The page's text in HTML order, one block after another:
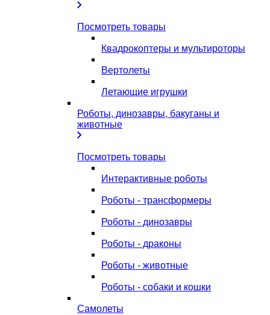
Посмотреть товары
Квадрокоптеры и мультироторы
Вертолеты
Летающие игрушки
Роботы, динозавры, бакуганы и
животные
Посмотреть товары
Интерактивные роботы
Роботы - трансформеры
Роботы - динозавры
Роботы - драконы
Роботы - животные
Роботы - собаки и кошки
Самолеты